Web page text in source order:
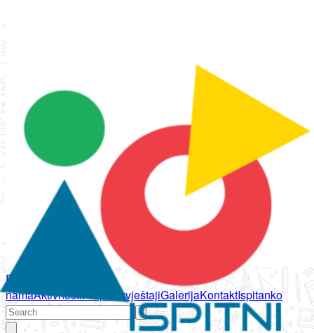
Početna
namaAktivnostiPropisi IzvještajiGalerijaKontaktIspitanko